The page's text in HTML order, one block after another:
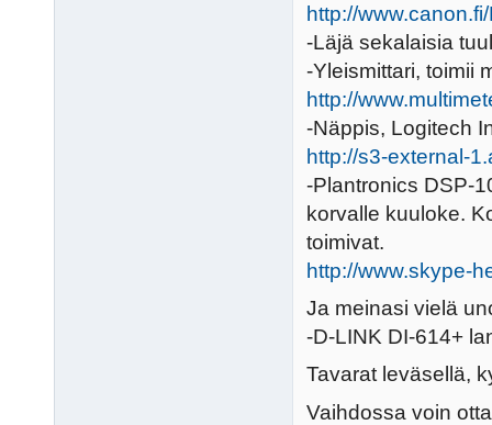
http://
-Läjä sekalaisia
-Yleismittari, toimii
http://
-Näppis, Logitech
http://s3-external-
-Plantronics DSP-
korvalle kuuloke.
toimivat.
http://www.skype-
Ja meinasi vielä
-D-LINK DI-614+
Tavarat leväsellä,
Vaihdossa voin